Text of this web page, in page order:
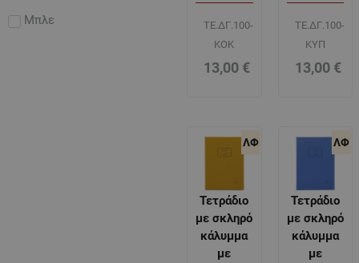
Μπλε
ΤΕ.ΔΓ.100-
KOK
13,00 €
ΤΕ.ΔΓ.100-
ΚΥΠ
13,00 €
Τετράδιο
με σκληρό
κάλυμμα
με
ΛΦ
Τετράδιο
με σκληρό
κάλυμμα
με
ΛΦ